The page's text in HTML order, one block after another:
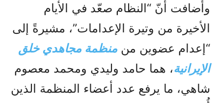
وأضافت أنّ “النظام صعّد في الأيام
الأخيرة من وتيرة الإعدامات”، مشيرةً إلى
“إعدام عضوين من منظمة مجاهدي خلق
الإيرانية، هما حامد وليدي ومحمد معصوم
شاهي، ما يرفع عدد أعضاء المنظمة الذين